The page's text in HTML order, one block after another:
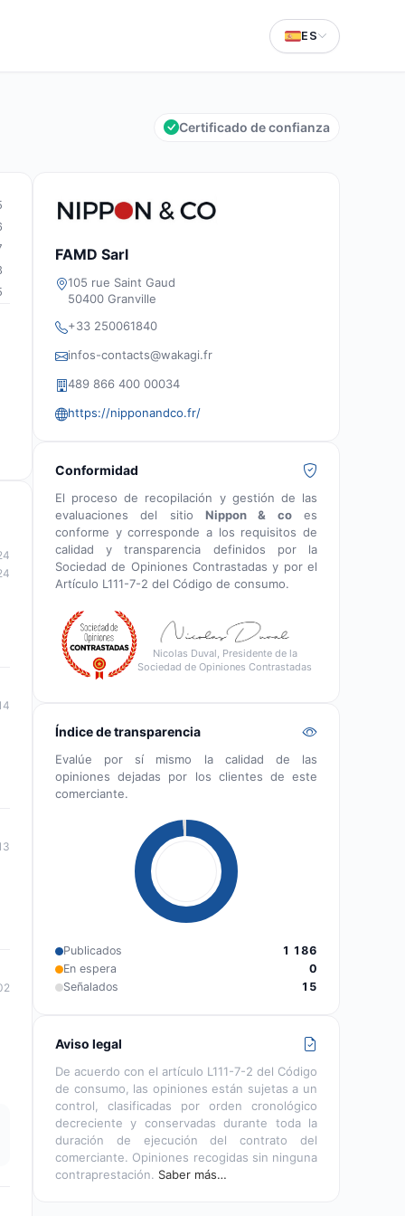
ES
Certificado de confianza
FAMD Sarl
105 rue Saint Gaud
50400 Granville
+33 250061840
infos-contacts@wakagi.fr
489 866 400 00034
https://nipponandco.fr/
Conformidad
El proceso de recopilación y gestión de las
evaluaciones del sitio Nippon & coes
conforme y corresponde a los requisitos de
calidad y transparencia definidos por la
Sociedad de Opiniones Contrastadas y por el
Artículo L111-7-2 del Código de consumo.
Nicolas Duval, Presidente de la
Sociedad de Opiniones Contrastadas
Índice de transparencia
Evalúe por sí mismo la calidad de las
opiniones dejadas por los clientes de este
comerciante.
Publicados
1 186
En espera
0
Señalados
15
Aviso legal
De acuerdo con el artículo L111-7-2 del Código
de consumo, las opiniones están sujetas a un
control, clasificadas por orden cronológico
decreciente y conservadas durante toda la
duración de ejecución del contrato del
comerciante. Opiniones recogidas sin ninguna
contraprestación. Saber más…